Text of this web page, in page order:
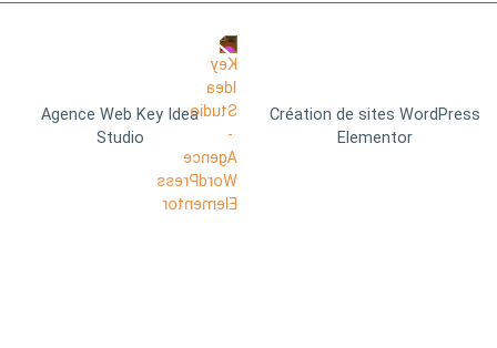
Agence Web Key Idea
Studio
Création de sites WordPress
Elementor